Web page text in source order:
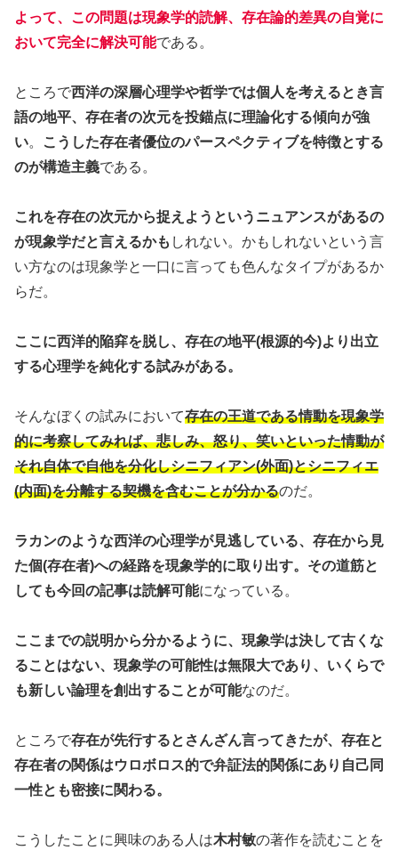
よって、この問題は現象学的読解、存在論的差異の自覚に
おいて完全に解決可能である。
ところで西洋の深層心理学や哲学では個人を考えるとき言
語の地平、存在者の次元を投錨点に理論化する傾向が強
い。
こうした存在者優位のパースペクティブを特徴とする
のが構造主義である。
これを存在の次元から捉えようというニュアンスがあるの
が現象学だと言えるかも しれない。かもしれないという言
い方なのは現象学と一口に言っても色んなタイプがあるか
らだ。
ここに西洋的陥穽を脱し、存在の地平(根源的今)より出立
する心理学を純化する試みがある。
そんなぼくの試みにおいて存在の王道である情動を現象学
的に考察してみれば、悲しみ、怒り、笑いといった情動が
それ自体で自他を分化しシニフィアン(外面)とシニフィエ
(内面)を分離する契機を含むことが分かるのだ。
ラカンのような西洋の心理学が見逃している、存在から見
た個(存在者)への経路を現象学的に取り出す。その道筋と
しても今回の記事は読解可能になっている。
ここまでの説明から分かるように、現象学は決して古くな
ることはない、現象学の可能性は無限大であり、いくらで
も新しい論理を創出することが可能なのだ。
ところで存在が先行するとさんざん言ってきたが、存在と
存在者の関係はウロボロス的で弁証法的関係にあり自己同
一性とも密接に関わる。
こうしたことに興味のある人は木村敏の著作を読むことを